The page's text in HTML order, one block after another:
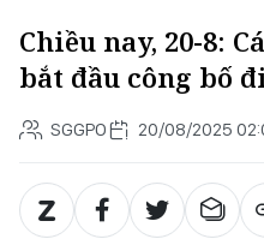
Chiều nay, 20-8:
bắt đầu công bố
SGGPO 20/08/2025